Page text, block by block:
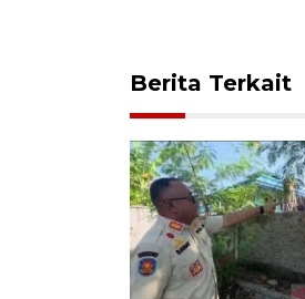
Berita Terkait